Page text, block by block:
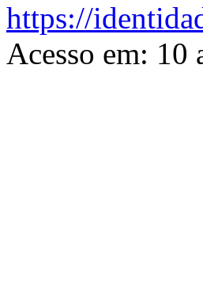
https://
Acesso em: 10